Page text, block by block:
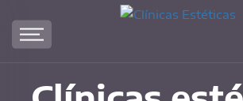
Clínicas